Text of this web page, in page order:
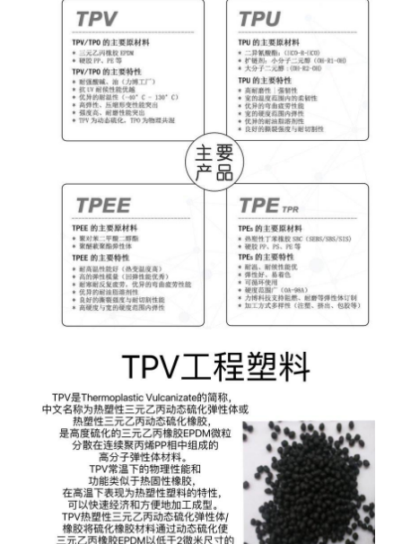
物理性能
PHYSICALForprene® 6E1001A75 单位
UNIT测试方法
TEST METHOD
密度
ASTM D792
Forprene® 6E1001A75
UNIT测试方法
TEST METHOD
邵氏硬度(邵氏 A，15 秒)
Shore hardness77 ASTM D2240
弹性体
ELASTOMERForprene® 6E1001A75单位
TEST METHOD
(70℃，22 hr)
Compression deformation48%ASTM D395B
拉伸应变(断裂)
Tensile strain500%ASTM D412
拉伸强度( 应变)
tensile strength2.50MPaASTM D412
撕裂强度
tear strength25.0kN/mASTM D624